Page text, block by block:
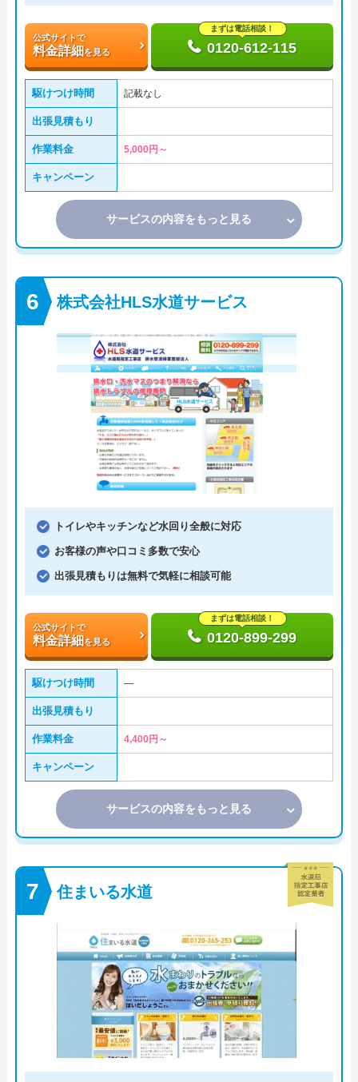
公式サイトで
料金詳細を見る
まずは電話相談！
0120-612-115
駆けつけ時間 記載なし
出張見積もり
作業料金 5,000円～
キャンペーン
サービスの内容をもっと見る
株式会社HLS水道サービス
トイレやキッチンなど水回り全般に対応
お客様の声や口コミ多数で安心
出張見積もりは無料で気軽に相談可能
公式サイトで
料金詳細を見る
まずは電話相談！
0120-899-299
駆けつけ時間 ―
出張見積もり
作業料金 4,400円～
キャンペーン
サービスの内容をもっと見る
住まいる水道